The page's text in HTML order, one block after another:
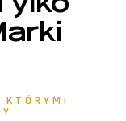
KTÓRYMI